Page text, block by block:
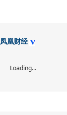
凤凰财经
Loading...